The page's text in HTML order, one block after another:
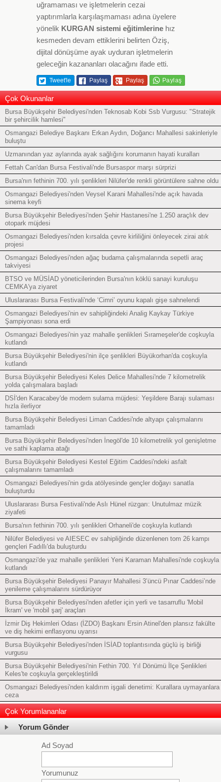
uğramaması ve işletmelerin cezai
yaptırımlarla karşılaşmaması adına üyelere
yönelik KURGAN sistemi eğitimlerine hız
kesmeden devam ettiklerini belirten Öziş,
dijital dönüşüme ayak uyduran işletmelerin
geleceğin kazananları olacağını ifade etti.
Tweet'le Paylaş Paylaş
Çok Okunanlar
Bursa Büyükşehir Belediyesi'nden Teknosab Kobi Ssb Vurgusu: "Stratejik
bir şehircilik hamlesi"
Osmangazi Belediye Başkanı Erkan Aydın, Doğancı Mahallesi sakinleriyle
buluştu
Uzmanından yaz aylarında ayak sağlığını korumanın hayati kuralları
Fettah Can'dan Bursa Festivali'nde Bursaspor marşı sürprizi
Bursa'nın fethinin 700. yılı şenlikleri Nilüfer'de renkli görüntülere sahne oldu
Osmangazi Belediyesi'nden Veysel Karani Mahallesi'nde açık havada
sinema keyfi
Bursa Büyükşehir Belediyesi'nden Şehir Hastanesi'ne 1.250 araçlık dev
otopark müjdesi
Osmangazi Belediyesi'nden kırsalda çevre kirliliğini önleyecek zirai atık
projesi
Osmangazi Belediyesi'nden ağaç budama çalışmalarında sepetli araç
takviyesi
BTSO ve MÜSİAD yöneticilerinden Bursa'nın köklü sanayi kuruluşu
CEMKA'ya ziyaret
Uluslararası Bursa Festivali'nde ‘Cimri’ oyunu kapalı gişe sahnelendi
Osmangazi Belediyesi'nin ev sahipliğindeki Analig Kaykay Türkiye
Şampiyonası sona erdi
Osmangazi Belediyesi'nin yaz mahalle şenlikleri Sırameşeler'de coşkuyla
kutlandı
Bursa Büyükşehir Belediyesi'nin ilçe şenlikleri Büyükorhan'da coşkuyla
kutlandı
Bursa Büyükşehir Belediyesi Keles Delice Mahallesi'nde 7 kilometrelik
yolda çalışmalara başladı
DSİ'den Karacabey'de modern sulama müjdesi: Yeşildere Barajı sulaması
hızla ilerliyor
Bursa Büyükşehir Belediyesi Liman Caddesi'nde altyapı çalışmalarını
tamamladı
Bursa Büyükşehir Belediyesi'nden İnegöl'de 10 kilometrelik yol genişletme
ve sathi kaplama atağı
Bursa Büyükşehir Belediyesi Kestel Eğitim Caddesi'ndeki asfalt
çalışmalarını tamamladı
Osmangazi Belediyesi'nin gıda atölyesinde gençler doğayı sanatla
buluşturdu
Uluslararası Bursa Festivali'nde Aslı Hünel rüzgarı: Unutulmaz müzik
ziyafeti
Bursa'nın fethinin 700. yılı şenlikleri Orhaneli'de coşkuyla kutlandı
Nilüfer Belediyesi ve AIESEC ev sahipliğinde düzenlenen tom 26 kampı
gençleri Fadıllı'da buluşturdu
Osmangazi'de yaz mahalle şenlikleri Yeni Karaman Mahallesi'nde coşkuyla
kutlandı
Bursa Büyükşehir Belediyesi Panayır Mahallesi 3’üncü Pınar Caddesi’nde
yenileme çalışmalarını sürdürüyor
Bursa Büyükşehir Belediyesi'nden afetler için yerli ve tasarruflu 'Mobil
İkram' ve 'mobil şarj' araçları
İzmir Diş Hekimleri Odası (İZDO) Başkanı Ersin Atinel'den plansız fakülte
ve diş hekimi enflasyonu uyarısı
Bursa Büyükşehir Belediyesi'nden İSİAD toplantısında güçlü iş birliği
vurgusu
Bursa Büyükşehir Belediyesi'nin Fethin 700. Yıl Dönümü İlçe Şenlikleri
Keles'te coşkuyla gerçekleştirildi
Osmangazi Belediyesi'nden kaldırım işgali denetimi: Kurallara uymayanlara
ceza
Çok Yorumlananlar
Yorum Gönder
Ad Soyad
Yorumunuz